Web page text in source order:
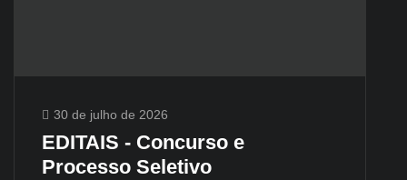
30 de julho de 2026
EDITAIS - Concurso e
Processo Seletivo